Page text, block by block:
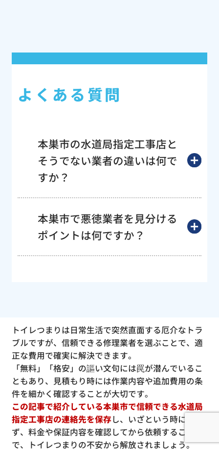
よくある質問
本巣市の水道局指定工事店と
そうでない業者の違いは何で
すか？
本巣市で悪徳業者を見分ける
ポイントは何ですか？
トイレつまりは日常生活で突然直面する厄介なトラ
ブルですが、信頼できる修理業者を選ぶことで、適
正な費用で確実に解決できます。
「無料」「格安」の謳い文句には罠が潜んでいるこ
ともあり、見積もり時には作業内容や追加費用の条
件を細かく確認することが大切です。
この記事で紹介している本巣市で信頼できる水道局
指定工事店の連絡先を保存し、いざという時に慌て
ず、料金や保証内容を確認してから依頼すること
で、トイレつまりの不安から解放されましょう。